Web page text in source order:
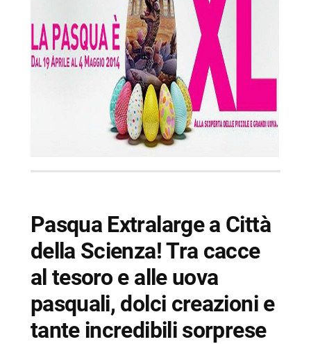
Pasqua Extralarge a Città
della Scienza! Tra cacce
al tesoro e alle uova
pasquali, dolci creazioni e
tante incredibili sorprese